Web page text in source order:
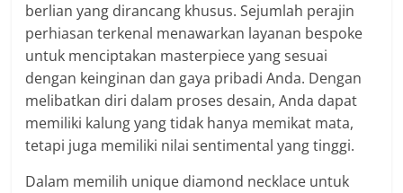
berlian yang dirancang khusus. Sejumlah perajin
perhiasan terkenal menawarkan layanan bespoke
untuk menciptakan masterpiece yang sesuai
dengan keinginan dan gaya pribadi Anda. Dengan
melibatkan diri dalam proses desain, Anda dapat
memiliki kalung yang tidak hanya memikat mata,
tetapi juga memiliki nilai sentimental yang tinggi.
Dalam memilih unique diamond necklace untuk